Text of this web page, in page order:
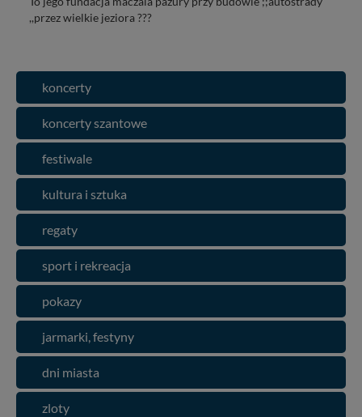
,,przez wielkie jeziora ???
koncerty
koncerty szantowe
festiwale
kultura i sztuka
regaty
sport i rekreacja
pokazy
jarmarki, festyny
dni miasta
zloty